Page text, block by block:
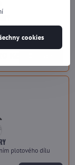
prvky zdobení celé
Kč
plotového dílu
cookies